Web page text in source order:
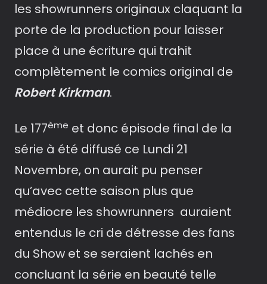
les showrunners originaux claquant la
porte de la production pour laisser
place à une écriture qui trahit
complètement le comics original de
Robert Kirkman.
Le 177ème et donc épisode final de la
série à été diffusé ce Lundi 21
Novembre, on aurait pu penser
qu’avec cette saison plus que
médiocre les showrunners auraient
entendus le cri de détresse des fans
du Show et se seraient lachés en
concluant la série en beauté telle